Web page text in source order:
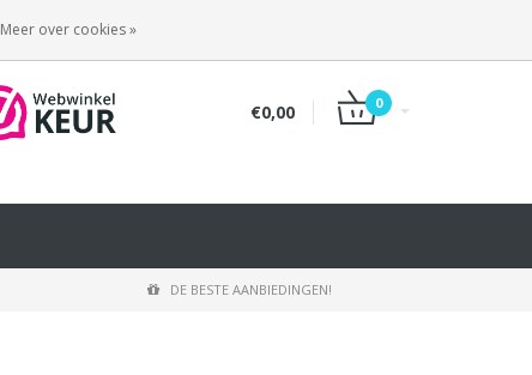
€0,00 0
DE BESTE AANBIEDINGEN!
Meer over cookies »